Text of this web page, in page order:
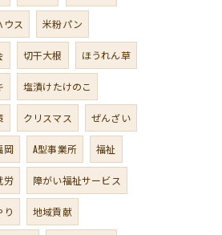
ウス 米粉パン
切干大根 ほうれん草
塩漬けたけのこ
クリスマス ぜんざい
岡 A型事業所 福祉
労 障がい福祉サービス
り 地域貢献